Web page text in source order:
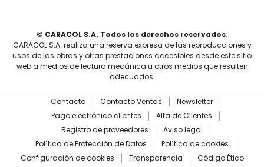
© CARACOL S.A. Todos los derechos reservados.
CARACOL S.A. realiza una reserva expresa de las reproducciones y
usos de las obras y otras prestaciones accesibles desde este sitio
web a medios de lectura mecánica u otros medios que resulten
adecuados.
Contacto Contacto Ventas
Newsletter
Pago electrónico clientes
Alta de Clientes
Registro de proveedores
Aviso legal
Política de Protección de Datos
Política de cookies
Configuración de cookies
Transparencia Código Ético